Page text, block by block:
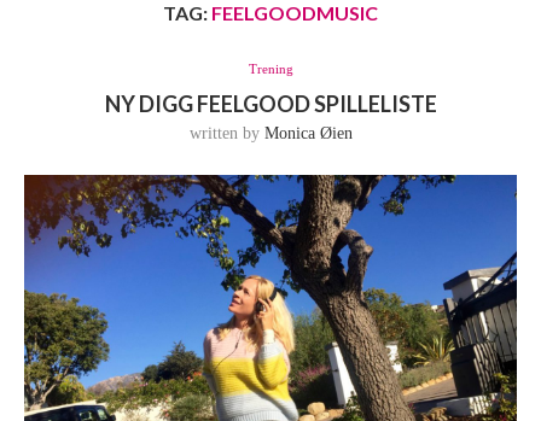
TAG: FEELGOODMUSIC
Trening
NY DIGG FEELGOOD SPILLELISTE
written by Monica Øien